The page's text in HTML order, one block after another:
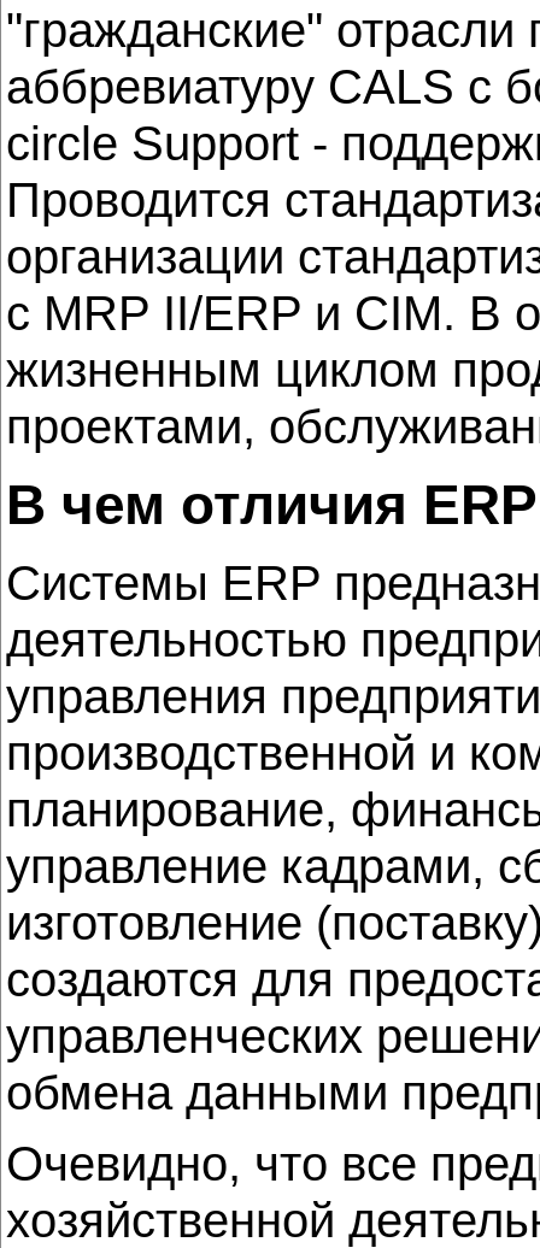
"гражданские"
аббревиатуру CALS с
circle Support -
Проводится
организации
с MRP II/ERP и CIM. В
жизненным циклом
проектами,
В чем отличия
Системы ERP
деятельностью
управления
производственной и
планирование,
управление кадрами,
изготовление
создаются для
управленческих
обмена данными
Очевидно, что все
хозяйственной